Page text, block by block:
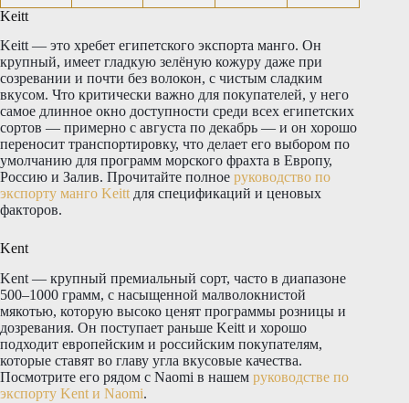
Keitt
Keitt — это хребет египетского экспорта манго. Он
крупный, имеет гладкую зелёную кожуру даже при
созревании и почти без волокон, с чистым сладким
вкусом. Что критически важно для покупателей, у него
самое длинное окно доступности среди всех египетских
сортов — примерно с августа по декабрь — и он хорошо
переносит транспортировку, что делает его выбором по
умолчанию для программ морского фрахта в Европу,
Россию и Залив. Прочитайте полное руководство по
экспорту манго Keitt для спецификаций и ценовых
факторов.
Kent
Kent — крупный премиальный сорт, часто в диапазоне
500–1000 грамм, с насыщенной малволокнистой
мякотью, которую высоко ценят программы розницы и
дозревания. Он поступает раньше Keitt и хорошо
подходит европейским и российским покупателям,
которые ставят во главу угла вкусовые качества.
Посмотрите его рядом с Naomi в нашем руководстве по
экспорту Kent и Naomi.